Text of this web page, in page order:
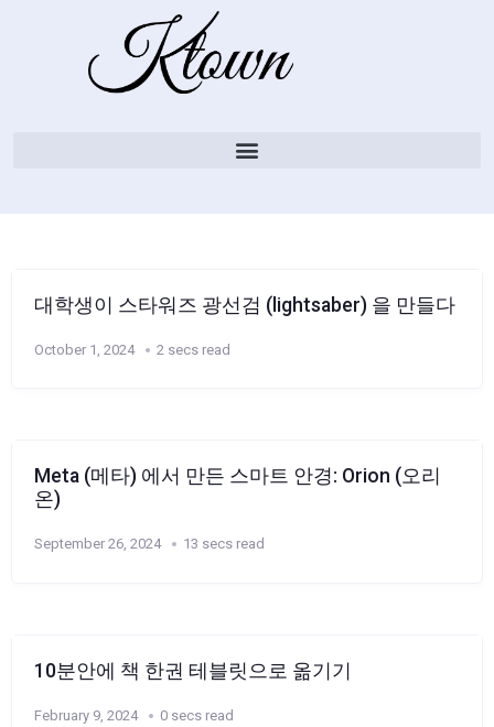
대학생이 스타워즈 광선검 (lightsaber) 을 만들다
October 1, 2024 2 secs read
Meta (메타) 에서 만든 스마트 안경: Orion (오리
온)
September 26, 2024 13 secs read
10분안에 책 한권 테블릿으로 옮기기
February 9, 2024 0 secs read